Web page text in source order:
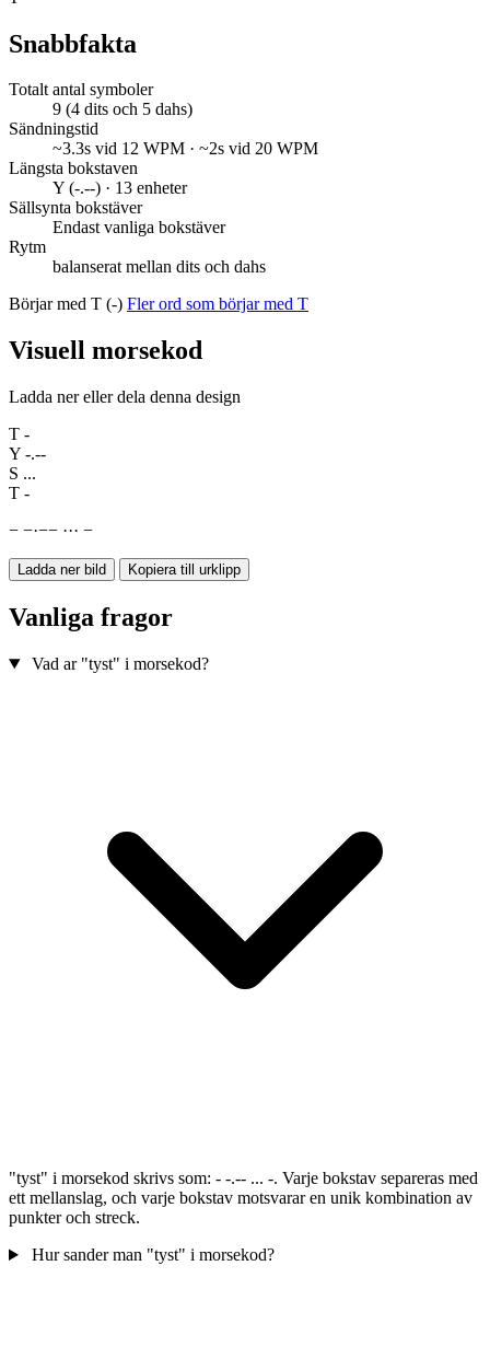
Snabbfakta
Totalt antal symboler
9 (4 dits och 5 dahs)
Sändningstid
~3.3s vid 12 WPM · ~2s vid 20 WPM
Längsta bokstaven
Y (-.--) · 13 enheter
Sällsynta bokstäver
Endast vanliga bokstäver
Rytm
balanserat mellan dits och dahs
Börjar med T (-) Fler ord som börjar med T
Visuell morsekod
Ladda ner eller dela denna design
T -
Y -.--
S ...
T -
− −·−− ··· −
Ladda ner bild Kopiera till urklipp
Vanliga fragor
Vad ar "tyst" i morsekod?
"tyst" i morsekod skrivs som: - -.-- ... -. Varje bokstav separeras med
ett mellanslag, och varje bokstav motsvarar en unik kombination av
punkter och streck.
Hur sander man "tyst" i morsekod?